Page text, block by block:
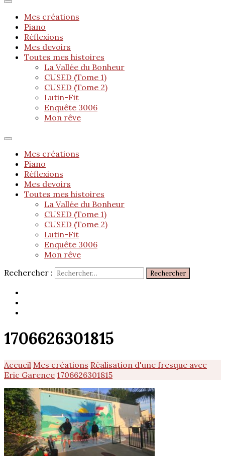
Mes créations
Piano
Réflexions
Mes devoirs
Toutes mes histoires
La Vallée du Bonheur
CUSED (Tome 1)
CUSED (Tome 2)
Lutin-Fit
Enquête 3006
Mon rêve
Mes créations
Piano
Réflexions
Mes devoirs
Toutes mes histoires
La Vallée du Bonheur
CUSED (Tome 1)
CUSED (Tome 2)
Lutin-Fit
Enquête 3006
Mon rêve
Rechercher :
1706626301815
Accueil Mes créations Réalisation d'une fresque avec
Eric Garence 1706626301815